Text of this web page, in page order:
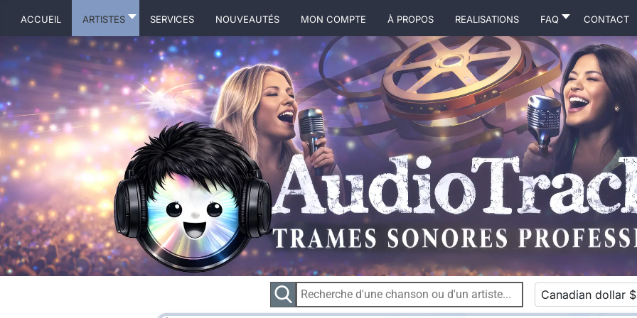
ACCUEIL ARTISTES Services NOUVEAUTÉS MON COMPTE À propos Realisations FAQ Contact
Canadian dollar $